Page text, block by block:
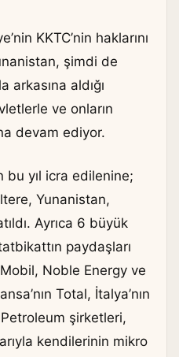
KKTC’nin haklarını
şimdi de
aldığı
ve onların
devam ediyor.
bu yıl icra edilenine;
Yunanistan,
Ayrıca 6 büyük
paydaşları
Noble Energy ve
Total, İtalya’nın
şirketleri,
kendilerinin mikro